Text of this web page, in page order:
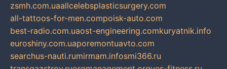
zsmh.com.uaallcelebsplasticsurgery.com
all-tattoos-for-men.compoisk-auto.com
best-radio.com.uaost-engineering.comkuryatnik.info
euroshiny.com.uaporemontuavto.com
searchus-nauti.rumirmam.infosmi366.ru